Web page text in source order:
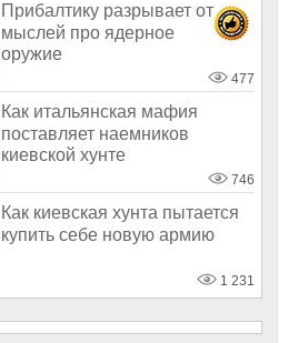
Прибалтику разрывает от
мыслей про ядерное
оружие
477
Как итальянская мафия
поставляет наемников
киевской хунте
746
Как киевская хунта пытается
купить себе новую армию
1 231